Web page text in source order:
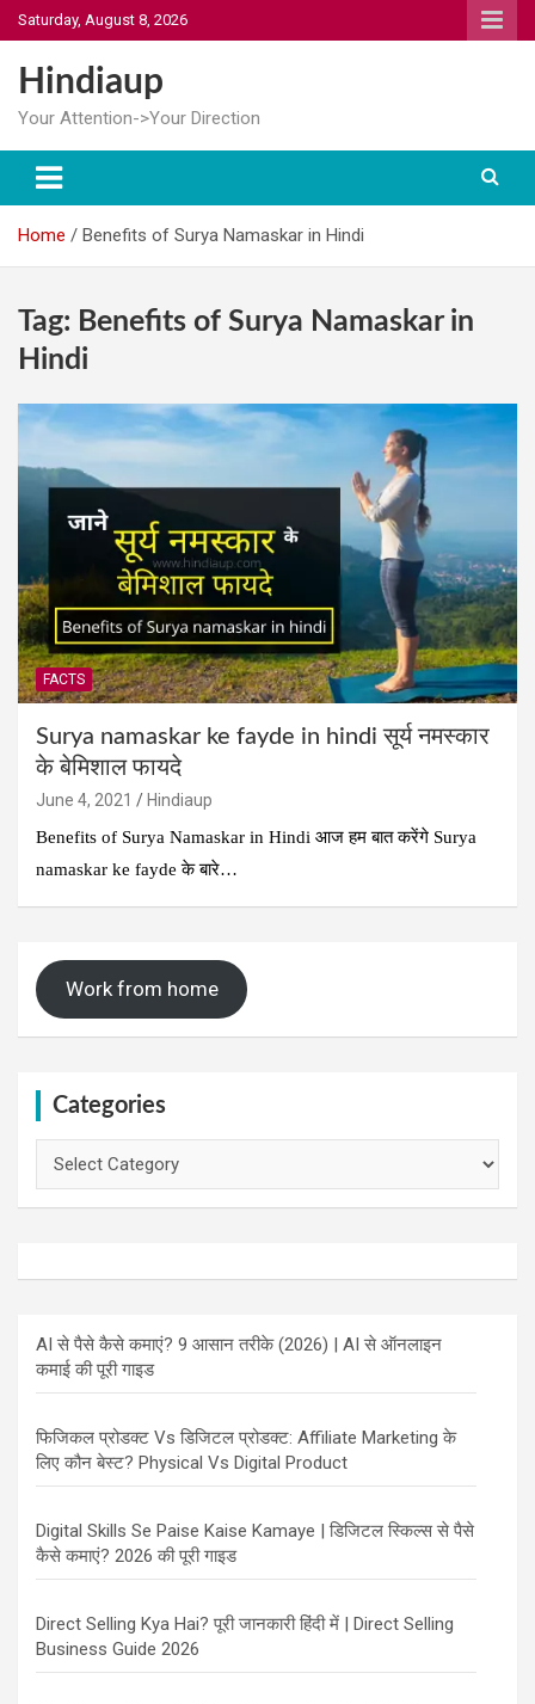
Skip
to
content
Saturday, August 8, 2026
Hindiaup
Your Attention->Your Direction
Home Benefits of Surya Namaskar in Hindi
Tag: Benefits of Surya Namaskar in
Hindi
FACTS
Surya namaskar ke fayde in hindi सूर्य नमस्कार
के बेमिशाल फायदे
June 4, 2021
Hindiaup
Benefits of Surya Namaskar in Hindi आज हम बात करेंगे Surya
namaskar ke fayde के बारे…
Work from home
Categories
AI से पैसे कैसे कमाएं? 9 आसान तरीके (2026) | AI से ऑनलाइन
कमाई की पूरी गाइड
फिजिकल प्रोडक्ट Vs डिजिटल प्रोडक्ट: Affiliate Marketing के
लिए कौन बेस्ट? Physical Vs Digital Product
Digital Skills Se Paise Kaise Kamaye | डिजिटल स्किल्स से पैसे
कैसे कमाएं? 2026 की पूरी गाइड
Direct Selling Kya Hai? पूरी जानकारी हिंदी में | Direct Selling
Business Guide 2026